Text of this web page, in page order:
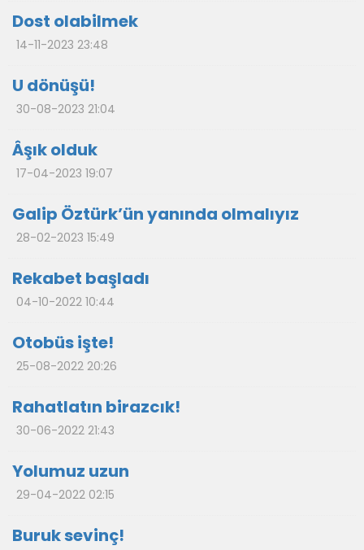
Dost olabilmek
14-11-2023 23:48
U dönüşü!
30-08-2023 21:04
Âşık olduk
17-04-2023 19:07
Galip Öztürk’ün yanında olmalıyız
28-02-2023 15:49
Rekabet başladı
04-10-2022 10:44
Otobüs işte!
25-08-2022 20:26
Rahatlatın birazcık!
30-06-2022 21:43
Yolumuz uzun
29-04-2022 02:15
Buruk sevinç!